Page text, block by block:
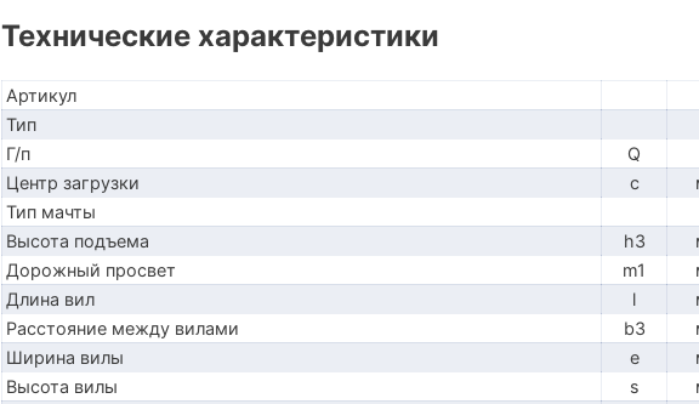
Технические характеристики
Артикул
Тип
Г/п
Q
Центр загрузки
c
Тип мачты
Высота подъема
h3
Дорожный просвет
m1
Длина вил
l
Расстояние между вилами
b3
Ширина вилы
e
Высота вилы
s